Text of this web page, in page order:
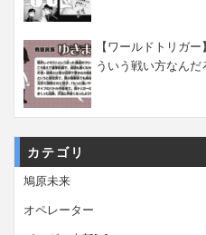
【ワールドトリガ
ういう戦い方なんだ
カテゴリ
鳩原未来
オペレーター